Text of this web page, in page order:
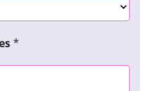
*